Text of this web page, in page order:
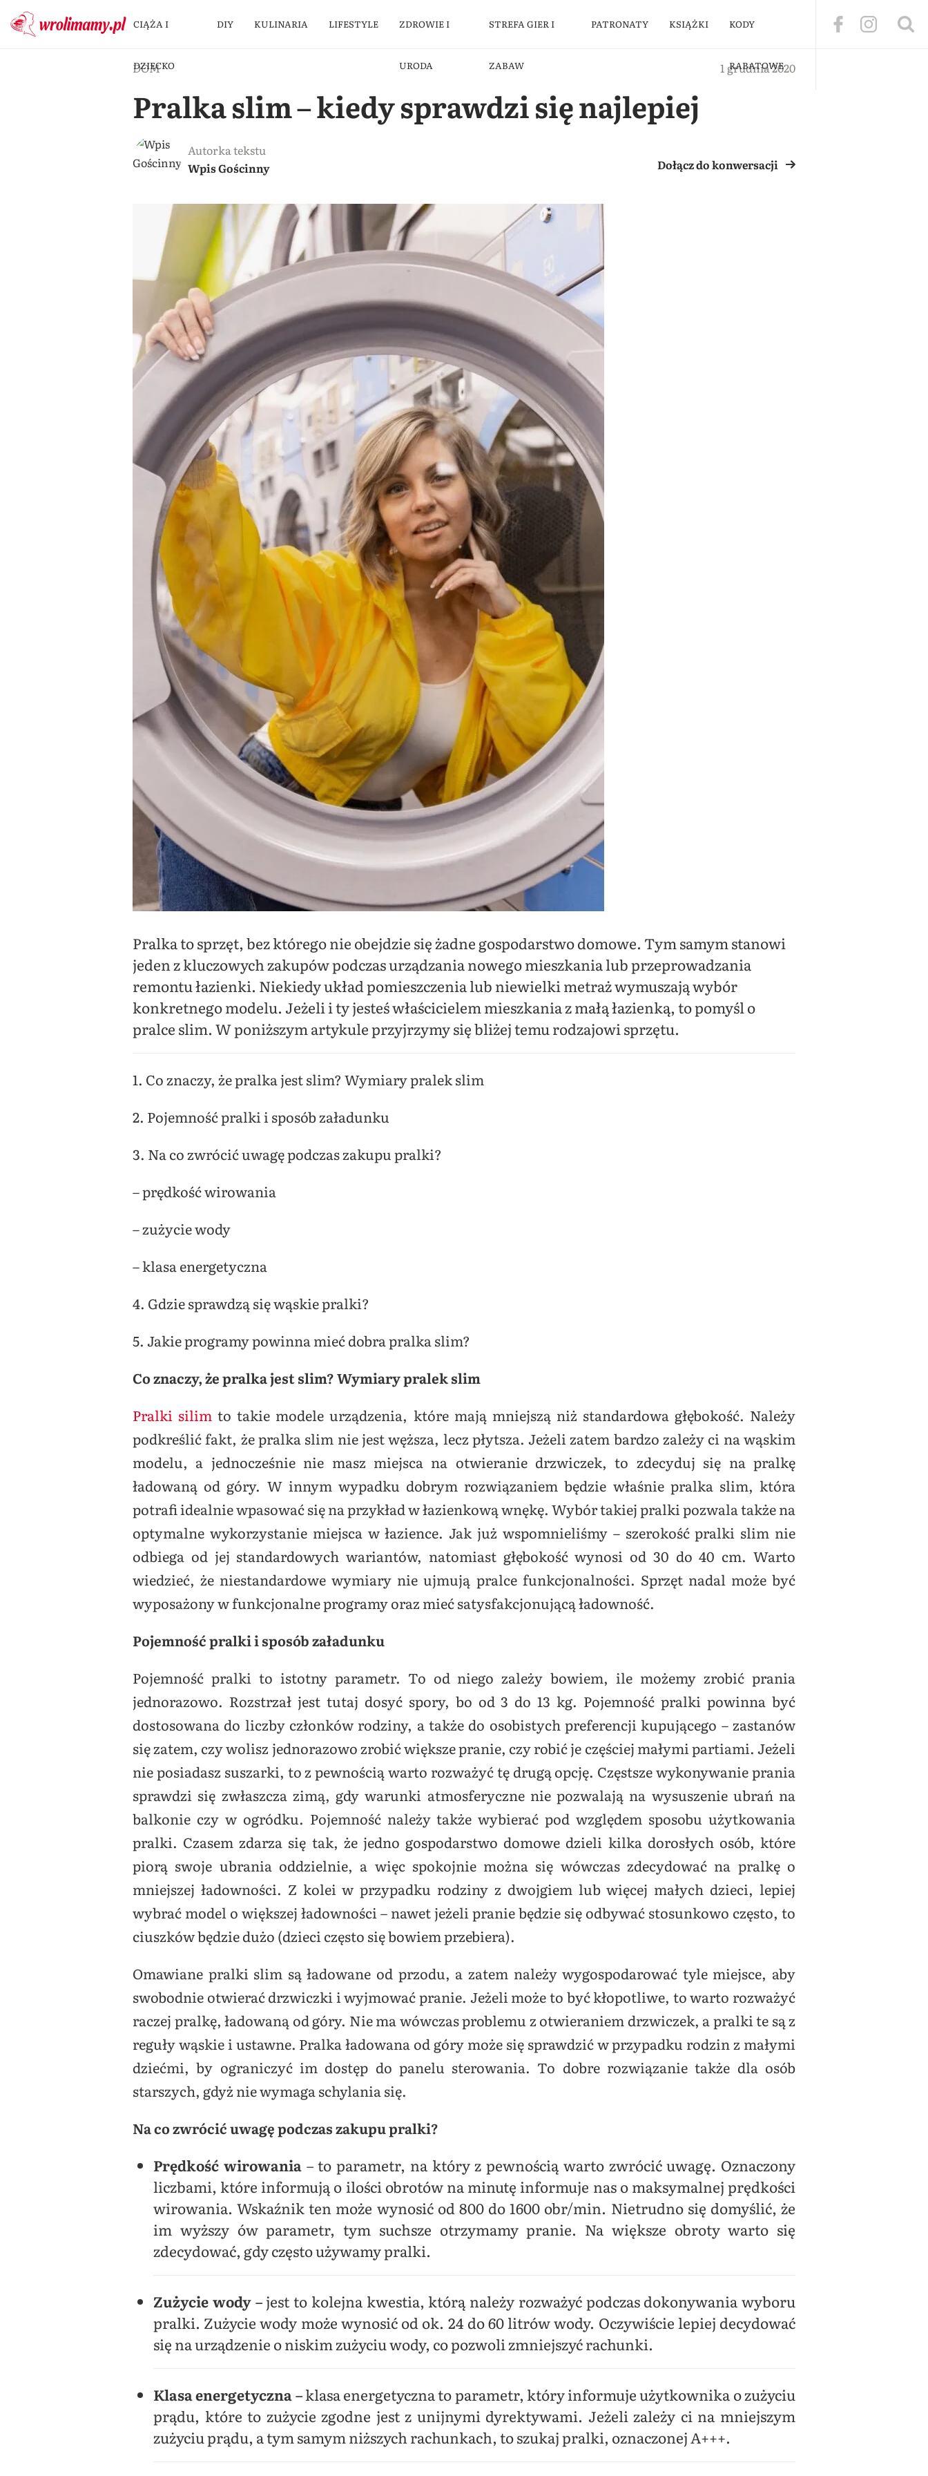
CIĄŻA I
DZIECKO
DIY KULINARIA LIFESTYLE ZDROWIE I
URODA
STREFA GIER I
ZABAW
PATRONATY KSIĄŻKI KODY
RABATOWE
DOM 1 grudnia 2020
Pralka slim – kiedy sprawdzi się najlepiej
Autorka tekstu
Wpis Gościnny
Dołącz do konwersacji
Pralka to sprzęt, bez którego nie obejdzie się żadne gospodarstwo domowe. Tym samym stanowi
jeden z kluczowych zakupów podczas urządzania nowego mieszkania lub przeprowadzania
remontu łazienki. Niekiedy układ pomieszczenia lub niewielki metraż wymuszają wybór
konkretnego modelu. Jeżeli i ty jesteś właścicielem mieszkania z małą łazienką, to pomyśl o
pralce slim. W poniższym artykule przyjrzymy się bliżej temu rodzajowi sprzętu.
1. Co znaczy, że pralka jest slim? Wymiary pralek slim
2. Pojemność pralki i sposób załadunku
3. Na co zwrócić uwagę podczas zakupu pralki?
– prędkość wirowania
– zużycie wody
– klasa energetyczna
4. Gdzie sprawdzą się wąskie pralki?
5. Jakie programy powinna mieć dobra pralka slim?
Co znaczy, że pralka jest slim? Wymiary pralek slim
Pralki silim to takie modele urządzenia, które mają mniejszą niż standardowa głębokość. Należy
podkreślić fakt, że pralka slim nie jest węższa, lecz płytsza. Jeżeli zatem bardzo zależy ci na wąskim
modelu, a jednocześnie nie masz miejsca na otwieranie drzwiczek, to zdecyduj się na pralkę
ładowaną od góry. W innym wypadku dobrym rozwiązaniem będzie właśnie pralka slim, która
potrafi idealnie wpasować się na przykład w łazienkową wnękę. Wybór takiej pralki pozwala także na
optymalne wykorzystanie miejsca w łazience. Jak już wspomnieliśmy – szerokość pralki slim nie
odbiega od jej standardowych wariantów, natomiast głębokość wynosi od 30 do 40 cm. Warto
wiedzieć, że niestandardowe wymiary nie ujmują pralce funkcjonalności. Sprzęt nadal może być
wyposażony w funkcjonalne programy oraz mieć satysfakcjonującą ładowność.
Pojemność pralki i sposób załadunku
Pojemność pralki to istotny parametr. To od niego zależy bowiem, ile możemy zrobić prania
jednorazowo. Rozstrzał jest tutaj dosyć spory, bo od 3 do 13 kg. Pojemność pralki powinna być
dostosowana do liczby członków rodziny, a także do osobistych preferencji kupującego – zastanów
się zatem, czy wolisz jednorazowo zrobić większe pranie, czy robić je częściej małymi partiami. Jeżeli
nie posiadasz suszarki, to z pewnością warto rozważyć tę drugą opcję. Częstsze wykonywanie prania
sprawdzi się zwłaszcza zimą, gdy warunki atmosferyczne nie pozwalają na wysuszenie ubrań na
balkonie czy w ogródku. Pojemność należy także wybierać pod względem sposobu użytkowania
pralki. Czasem zdarza się tak, że jedno gospodarstwo domowe dzieli kilka dorosłych osób, które
piorą swoje ubrania oddzielnie, a więc spokojnie można się wówczas zdecydować na pralkę o
mniejszej ładowności. Z kolei w przypadku rodziny z dwojgiem lub więcej małych dzieci, lepiej
wybrać model o większej ładowności – nawet jeżeli pranie będzie się odbywać stosunkowo często, to
ciuszków będzie dużo (dzieci często się bowiem przebiera).
Omawiane pralki slim są ładowane od przodu, a zatem należy wygospodarować tyle miejsce, aby
swobodnie otwierać drzwiczki i wyjmować pranie. Jeżeli może to być kłopotliwe, to warto rozważyć
raczej pralkę, ładowaną od góry. Nie ma wówczas problemu z otwieraniem drzwiczek, a pralki te są z
reguły wąskie i ustawne. Pralka ładowana od góry może się sprawdzić w przypadku rodzin z małymi
dziećmi, by ograniczyć im dostęp do panelu sterowania. To dobre rozwiązanie także dla osób
starszych, gdyż nie wymaga schylania się.
Na co zwrócić uwagę podczas zakupu pralki?
Prędkość wirowania – to parametr, na który z pewnością warto zwrócić uwagę. Oznaczony
liczbami, które informują o ilości obrotów na minutę informuje nas o maksymalnej prędkości
wirowania. Wskaźnik ten może wynosić od 800 do 1600 obr/min. Nietrudno się domyślić, że
im wyższy ów parametr, tym suchsze otrzymamy pranie. Na większe obroty warto się
zdecydować, gdy często używamy pralki.
Zużycie wody–jest to kolejna kwestia, którą należy rozważyć podczas dokonywania wyboru
pralki. Zużycie wody może wynosić od ok. 24 do 60 litrów wody. Oczywiście lepiej decydować
się na urządzenie o niskim zużyciu wody, co pozwoli zmniejszyć rachunki.
Klasa energetyczna–klasa energetyczna to parametr, który informuje użytkownika o zużyciu
prądu, które to zużycie zgodne jest z unijnymi dyrektywami. Jeżeli zależy ci na mniejszym
zużyciu prądu, a tym samym niższych rachunkach, to szukaj pralki, oznaczonej A+++.